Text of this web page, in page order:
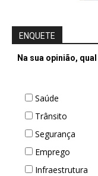
ENQUETE
Na sua opinião,
Saúde
Trânsito
Segurança
Emprego
Infraestrutura